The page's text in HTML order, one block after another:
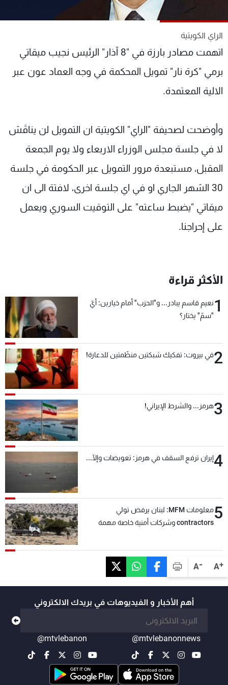
A+
A-
الراي الكويتية
اتهمت مصادر بارزة في "8 آذار" الرئيس نجيب ميقاتي
برمي "كرة نار" تمويل المحكمة في وجه العماد عون عبر
الالية المعتمدة.
وأوضحت لصحيفة "الراي" الكويتية ان التمويل لن يناقَش
لا في جلسة مجلس الوزراء الاربعاء ولا يوم الجمعة
المقبل، مستبعدة مرور التمويل عبر الحكومة في جلسة
30 الشهر الجاري او في اي جلسة اخرى، لافتة الى ان
ميقاتي "يضبط ساعته" على التوقيت السوري ويعمل
على إحراجنا.
الأكثر قراءة
1نعيم قاسم يبادر... و"الحزب" أمام خيارين: أيّ
"سمّ" يختار؟
2في بيروت: تفكيك شبكتين منظّمتين للدعارة!
3هرمز... والشرط الإيراني!
4إيران ترفع السقف في هرمز: تعويضات وإلّا...
5
معلومات MFM: لبنان يرفض تولي
contractors وشركات أمنية خاصة مهمة
أهم الأخبار و الفيديوهات في بريدك الالكتروني
@mtvlebanonnews
@mtvlebanon
الترددات
عن MTV
الإنـتـاج
لاعلاناتكم
وظائف
تواصل معنا
شروط الإسـتخدام